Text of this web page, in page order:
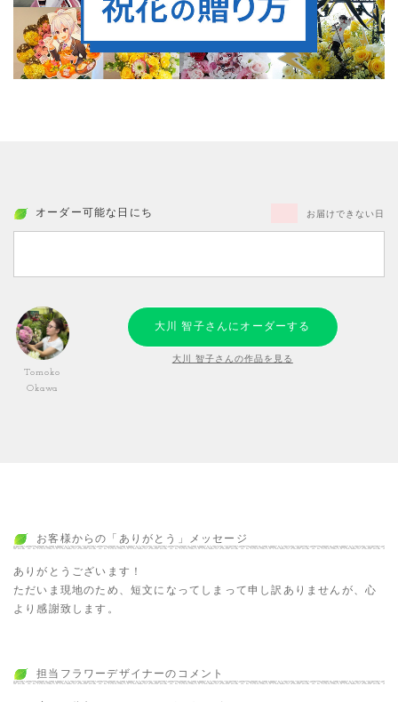
オーダー可能な日にち お届けできない日
Tomoko
Okawa
大川 智子さんにオーダーする
大川 智子さんの作品を見る
お客様からの「ありがとう」メッセージ
ありがとうございます！
ただいま現地のため、短文になってしまって申し訳ありませんが、心
より感謝致します。
担当フラワーデザイナーのコメント